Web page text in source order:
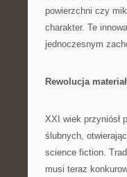
powierzchni czy
charakter. Te
jednoczesnym
Rewolucja
XXI wiek przyniósł
ślubnych,
science fiction.
musi teraz